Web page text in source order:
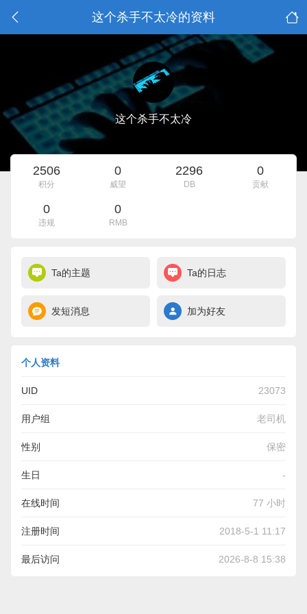
这个杀手不太冷的资料
这个杀手不太冷
2506
积分
0
威望
2296
DB
0
贡献
0
违规
0
RMB
Ta的主题 Ta的日志
发短消息 加为好友
个人资料
UID 23073
用户组 老司机
性别 保密
生日 -
在线时间 77 小时
注册时间 2018-5-1 11:17
最后访问 2026-8-8 15:38